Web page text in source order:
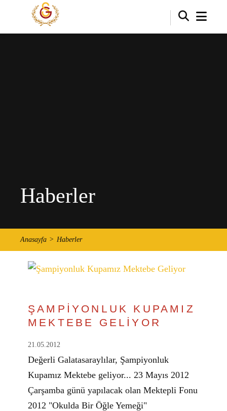
Haberler
Anasayfa Haberler
ŞAMPİYONLUK KUPAMIZ
MEKTEBE GELİYOR
21.05.2012
Değerli Galatasaraylılar, Şampiyonluk
Kupamız Mektebe geliyor... 23 Mayıs 2012
Çarşamba günü yapılacak olan Mektepli Fonu
2012 "Okulda Bir Öğle Yemeği"